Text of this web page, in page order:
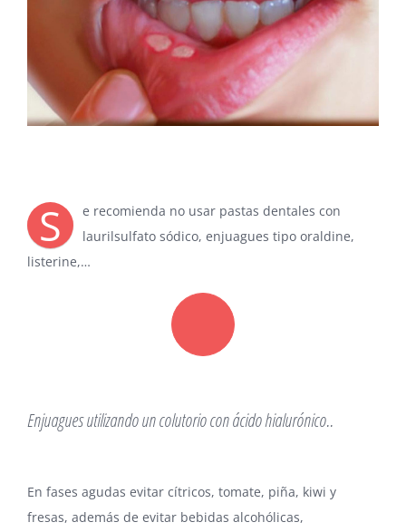
S
e recomienda no usar pastas dentales con
laurilsulfato sódico, enjuagues tipo oraldine,
listerine,…
Enjuagues utilizando un colutorio con ácido hialurónico..
En fases agudas evitar cítricos, tomate, piña, kiwi y
fresas, además de evitar bebidas alcohólicas,